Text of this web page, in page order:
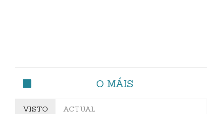
O MÁIS
VISTO ACTUAL